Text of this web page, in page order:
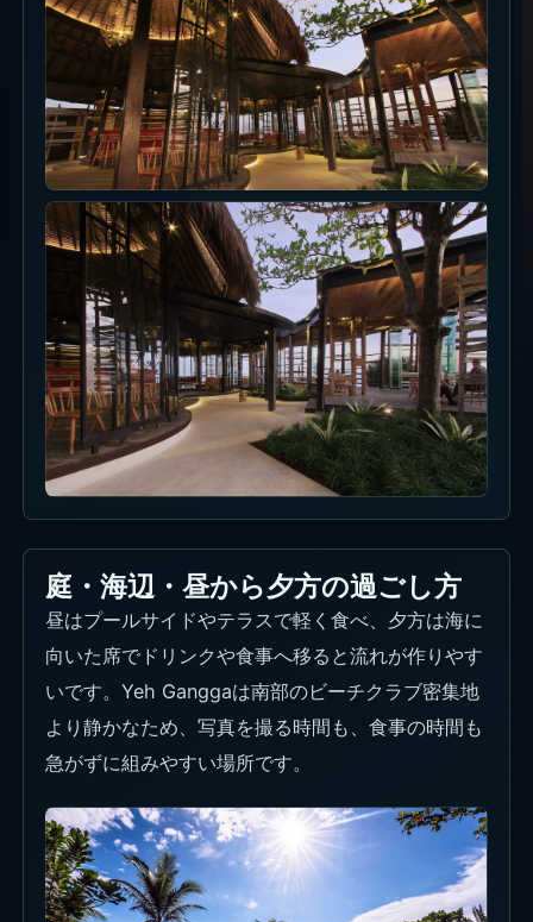
庭・海辺・昼から夕方の過ごし方
昼はプールサイドやテラスで軽く食べ、夕方は海に
向いた席でドリンクや食事へ移ると流れが作りやす
いです。Yeh Ganggaは南部のビーチクラブ密集地
より静かなため、写真を撮る時間も、食事の時間も
急がずに組みやすい場所です。